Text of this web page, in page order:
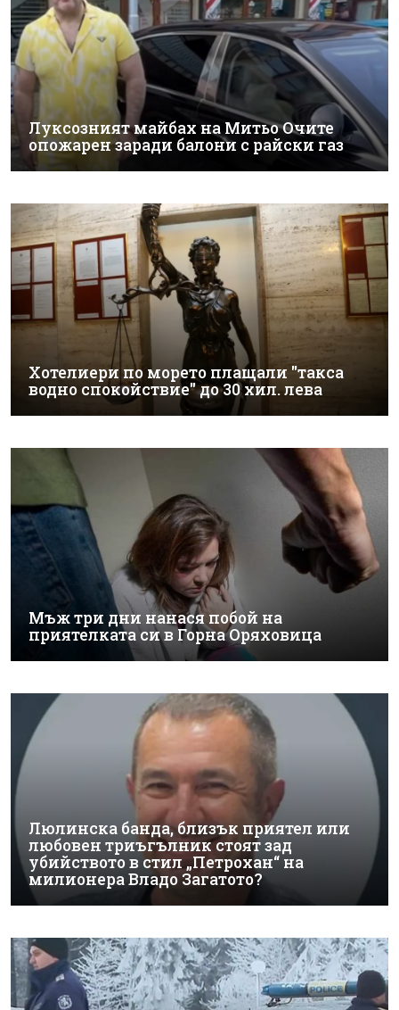
Луксозният майбах на Митьо Очите
опожарен заради балони с райски газ
Хотелиери по морето плащали "такса
водно спокойствие" до 30 хил. лева
Мъж три дни нанася побой на
приятелката си в Горна Оряховица
Люлинска банда, близък приятел или
любовен триъгълник стоят зад
убийството в стил „Петрохан“ на
милионера Владо Загатото?